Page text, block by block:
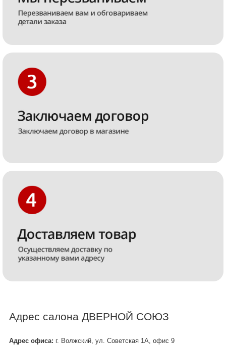
Адрес салона ДВЕРНОЙ СОЮЗ
Адрес офиса: г. Волжский, ул. Советская 1А, офис 9